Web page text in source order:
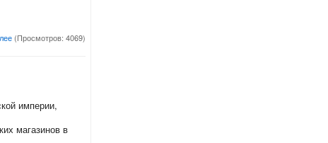
(Просмотров: 4069)
империи,
магазинов в